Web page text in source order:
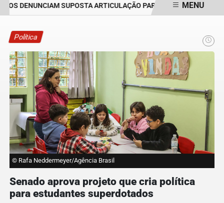
DENUNCIAM SUPOSTA ARTICULAÇÃO PARA INVASÕES DE
MENU
Política
© Rafa Neddermeyer/Agência Brasil
Senado aprova projeto que cria política
para estudantes superdotados